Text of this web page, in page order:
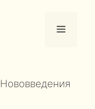
Меню
Нововведения